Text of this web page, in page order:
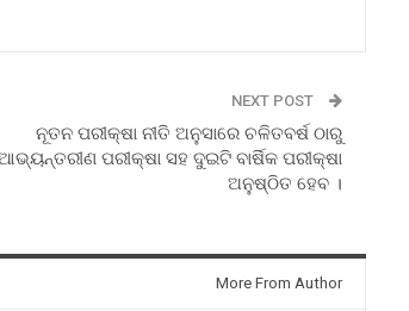
NEXT POST
ନୂତନ ପରୀକ୍ଷା ନୀତି ଅନୁସାରେ ଚଳିତବର୍ଷ ଠାରୁ
ପରୀକ୍ଷା ସହ ଦୁଇଟି ବାର୍ଷିକ ପରୀକ୍ଷା
ଅନୁଷ୍ଠିତ ହେବ ।
More From Author